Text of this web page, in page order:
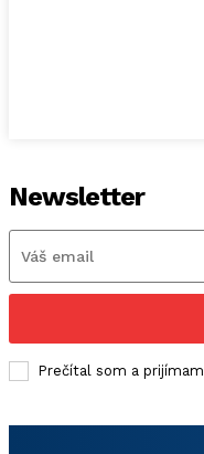
Newsletter
Prečítal som a prijímam